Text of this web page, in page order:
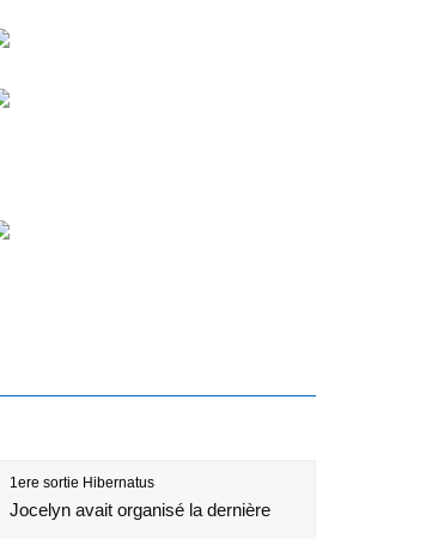
1ere sortie Hibernatus
Jocelyn avait organisé la dernière